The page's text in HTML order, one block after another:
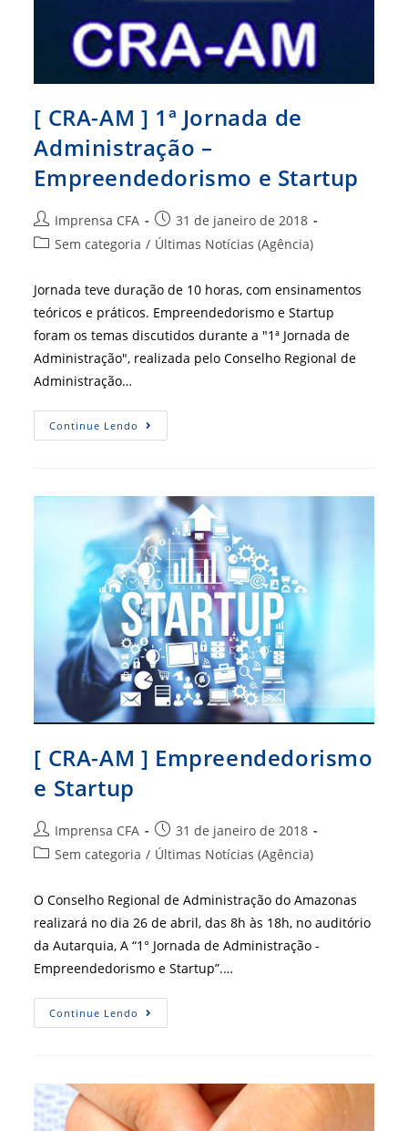
[ CRA-AM ] 1ª Jornada de
Administração –
Empreendedorismo e Startup
Autor
do
Imprensa CFA
Post
publicado:
31 de janeiro de 2018
Categoria
post:
Sem categoria / Últimas Notícias (Agência)
Jornada teve duração de 10 horas, com ensinamentos
teóricos e práticos. Empreendedorismo e Startup
foram os temas discutidos durante a "1ª Jornada de
Administração", realizada pelo Conselho Regional de
Administração…
Continue Lendo
CRA-
De
Administração
–
Empreendedorismo
E
Startup
[ CRA-AM ] Empreendedorismo
e Startup
Autor
do
Imprensa CFA
Post
publicado:
31 de janeiro de 2018
Categoria
post:
Sem categoria / Últimas Notícias (Agência)
O Conselho Regional de Administração do Amazonas
realizará no dia 26 de abril, das 8h às 18h, no auditório
da Autarquia, A “1° Jornada de Administração -
Empreendedorismo e Startup”.…
Continue Lendo
CRA-
Startup